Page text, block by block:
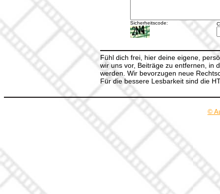
Sicherheitscode:
Fühl dich frei, hier deine eigene,
wir uns vor, Beiträge zu entfernen, in
werden. Wir bevorzugen neue
Für die bessere Lesbarkeit sind die
©